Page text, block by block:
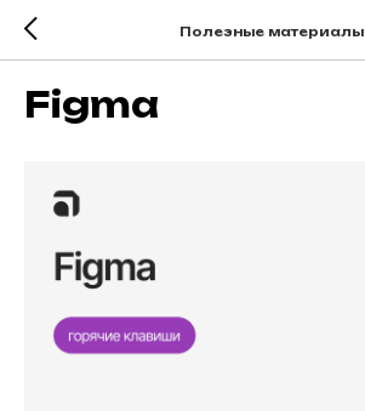
Полезные материалы
Figma